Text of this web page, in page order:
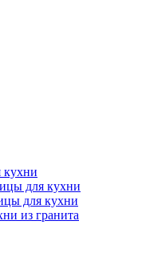
кухни
для кухни
для кухни
из гранита